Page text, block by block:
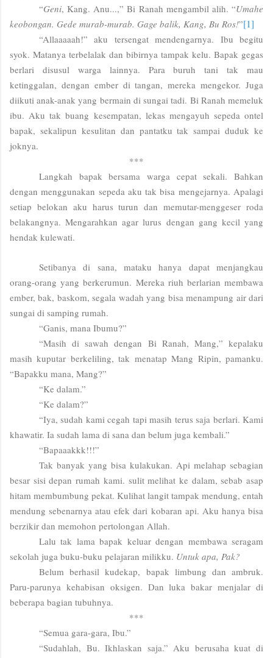
“Geni, Kang. Anu...,” Bi Ranah mengambil alih. “Umahe
keobongan. Gede murab-murab. Gage balik, Kang, Bu Ros!”[1]
“Allaaaaah!” aku tersengat mendengarnya. Ibu begitu
syok. Matanya terbelalak dan bibirnya tampak kelu. Bapak gegas
berlari disusul warga lainnya. Para buruh tani tak mau
ketinggalan, dengan ember di tangan, mereka mengekor. Juga
diikuti anak-anak yang bermain di sungai tadi. Bi Ranah memeluk
ibu. Aku tak buang kesempatan, lekas mengayuh sepeda ontel
bapak, sekalipun kesulitan dan pantatku tak sampai duduk ke
joknya.
***
Langkah bapak bersama warga cepat sekali. Bahkan
dengan menggunakan sepeda aku tak bisa mengejarnya. Apalagi
setiap belokan aku harus turun dan memutar-menggeser roda
belakangnya. Mengarahkan agar lurus dengan gang kecil yang
hendak kulewati.
Setibanya di sana, mataku hanya dapat menjangkau
orang-orang yang berkerumun. Mereka riuh berlarian membawa
ember, bak, baskom, segala wadah yang bisa menampung air dari
sungai di samping rumah.
“Ganis, mana Ibumu?”
“Masih di sawah dengan Bi Ranah, Mang,” kepalaku
masih kuputar berkeliling, tak menatap Mang Ripin, pamanku.
“Bapakku mana, Mang?”
“Ke dalam.”
“Ke dalam?”
“Iya, sudah kami cegah tapi masih terus saja berlari. Kami
khawatir. Ia sudah lama di sana dan belum juga kembali.”
“Bapaaakkk!!!”
Tak banyak yang bisa kulakukan. Api melahap sebagian
besar sisi depan rumah kami. sulit melihat ke dalam, sebab asap
hitam membumbung pekat. Kulihat langit tampak mendung, entah
mendung sebenarnya atau efek dari kobaran api. Aku hanya bisa
berzikir dan memohon pertolongan Allah.
Lalu tak lama bapak keluar dengan membawa seragam
sekolah juga buku-buku pelajaran milikku. Untuk apa, Pak?
Belum berhasil kudekap, bapak limbung dan ambruk.
Paru-parunya kehabisan oksigen. Dan luka bakar menjalar di
beberapa bagian tubuhnya.
***
“Semua gara-gara, Ibu.”
“Sudahlah, Bu. Ikhlaskan saja.” Aku berusaha kuat di